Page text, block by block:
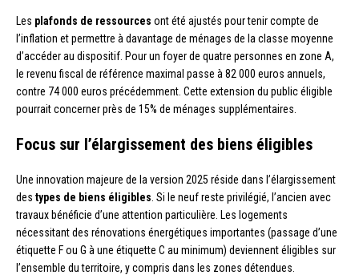
Les plafonds de ressources ont été ajustés pour tenir compte de
l’inflation et permettre à davantage de ménages de la classe moyenne
d’accéder au dispositif. Pour un foyer de quatre personnes en zone A,
le revenu fiscal de référence maximal passe à 82 000 euros annuels,
contre 74 000 euros précédemment. Cette extension du public éligible
pourrait concerner près de 15% de ménages supplémentaires.
Focus sur l’élargissement des biens éligibles
Une innovation majeure de la version 2025 réside dans l’élargissement
des types de biens éligibles . Si le neuf reste privilégié, l’ancien avec
travaux bénéficie d’une attention particulière. Les logements
nécessitant des rénovations énergétiques importantes (passage d’une
étiquette F ou G à une étiquette C au minimum) deviennent éligibles sur
l’ensemble du territoire, y compris dans les zones détendues.